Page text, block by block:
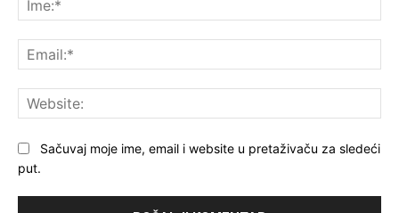
Sačuvaj moje ime, email i website u pretaživaču za sledeći
put.